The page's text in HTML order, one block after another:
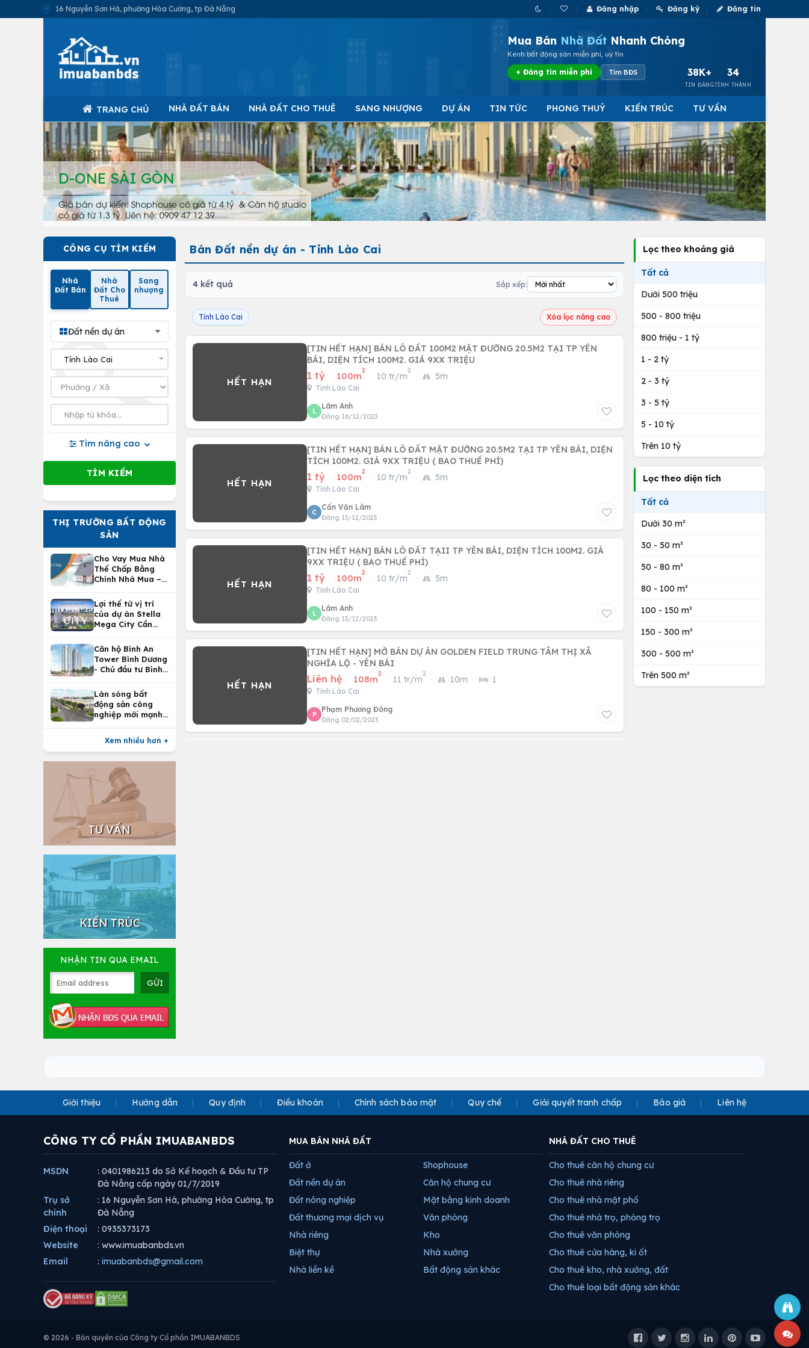
16 Nguyễn Sơn Hà, phường Hòa Cường, tp Đà Nẵng Đăng nhập Đăng ký Đăng tin
Mua Bán Nhà Đất Nhanh Chóng
Kênh bất động sản miễn phí, uy tín
+ Đăng tin miễn phí Tìm BĐS 38K+
TIN ĐĂNG
34
TỈNH THÀNH
TRANG CHỦ NHÀ ĐẤT BÁN NHÀ ĐẤT CHO THUÊ SANG NHƯỢNG DỰ ÁN TIN TỨC PHONG THUỶ KIẾN TRÚC TƯ VẤN
D-ONE SÀI GÒN
Giá bán dự kiến: Shophouse có giá từ 4 tỷ & Căn hộ studio
có giá từ 1.3 tỷ. Liên hệ: 0909 47 12 39
CÔNG CỤ TÌM KIẾM
Nhà
Đất Bán
Nhà
Đất Cho
Thuê
Sang
nhượng
Đất nền dự án
Tìm nâng cao
THỊ TRƯỜNG BẤT ĐỘNG
SẢN
Cho Vay Mua Nhà
Thế Chấp Bằng
Chính Nhà Mua –
Nhà Tại
Vietcombank
Lợi thế từ vị trí
của dự án Stella
Mega City Cần
Căn hộ Bình An
Tower Bình Dương
- Chủ đầu tư Bình
Làn sóng bất
động sản công
nghiệp mới mạnh
Xem nhiều hơn +
TƯ VẤN
KIẾN TRÚC
NHẬN TIN QUA EMAIL
Bán Đất nền dự án - Tỉnh Lào Cai
4 kết quả Sắp xếp:
Tỉnh Lào Cai Xóa lọc nâng cao
[TIN HẾT HẠN] BÁN LÔ ĐẤT 100M2 MẶT ĐƯỜNG 20.5M2 TẠI TP YÊN
BÁI, DIỆN TÍCH 100M2. GIÁ 9XX TRIỆU
1 tỷ · 100m
2
· 10 tr/m
2
· 5m
Tỉnh Lào Cai
L
Lâm Anh
Đăng 16/12/2023
[TIN HẾT HẠN] BÁN LÔ ĐẤT MẶT ĐƯỜNG 20.5M2 TẠI TP YÊN BÁI, DIỆN
TÍCH 100M2. GIÁ 9XX TRIỆU ( BAO THUẾ PHÍ)
1 tỷ · 100m
2
· 10 tr/m
2
· 5m
Tỉnh Lào Cai
C
Cấn Văn Lâm
Đăng 13/12/2023
[TIN HẾT HẠN] BÁN LÔ ĐẤT TẠII TP YÊN BÁI, DIỆN TÍCH 100M2. GIÁ
9XX TRIỆU ( BAO THUẾ PHÍ)
1 tỷ · 100m
2
· 10 tr/m
2
· 5m
Tỉnh Lào Cai
L
Lâm Anh
Đăng 13/12/2023
[TIN HẾT HẠN] MỞ BÁN DỰ ÁN GOLDEN FIELD TRUNG TÂM THỊ XÃ
NGHĨA LỘ - YÊN BÁI
Liên hệ · 108m
2
· 11 tr/m
2
· 10m · 1
Tỉnh Lào Cai
P
Phạm Phương Đông
Đăng 02/02/2023
Lọc theo khoảng giá
Tất cả
Dưới 500 triệu
500 - 800 triệu
800 triệu - 1 tỷ
1 - 2 tỷ
2 - 3 tỷ
3 - 5 tỷ
5 - 10 tỷ
Trên 10 tỷ
Lọc theo diện tích
Tất cả
Dưới 30 m²
30 - 50 m²
50 - 80 m²
80 - 100 m²
100 - 150 m²
150 - 300 m²
300 - 500 m²
Trên 500 m²
Giới thiệu Hướng dẫn Quy định Điều khoản Chính sách bảo mật Quy chế Giải quyết tranh chấp Báo giá Liên hệ
CÔNG TY CỔ PHẦN IMUABANBDS
MSDN
: 0401986213 do Sở Kế hoạch & Đầu tư TP
Đà Nẵng cấp ngày 01/7/2019
Trụ sở
chính
: 16 Nguyễn Sơn Hà, phường Hòa Cường, tp
Đà Nẵng
Điện thoại
: 0935373173
Website
: www.imuabanbds.vn
Email
: imuabanbds@gmail.com
MUA BÁN NHÀ ĐẤT
Đất ở
Đất nền dự án
Đất nông nghiệp
Đất thương mại dịch vụ
Nhà riêng
Biệt thự
Nhà liền kề
Shophouse
Căn hộ chung cư
Mặt bằng kinh doanh
Văn phòng
Kho
Nhà xưởng
Bất động sản khác
NHÀ ĐẤT CHO THUÊ
Cho thuê căn hộ chung cư
Cho thuê nhà riêng
Cho thuê nhà mặt phố
Cho thuê nhà trọ, phòng trọ
Cho thuê văn phòng
Cho thuê cửa hàng, ki ốt
Cho thuê kho, nhà xưởng, đất
Cho thuê loại bất động sản khác
© 2026 - Bản quyền của Công ty Cổ phần IMUABANBDS